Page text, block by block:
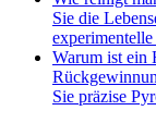
Sie die
Warum ist ein
Sie präzise